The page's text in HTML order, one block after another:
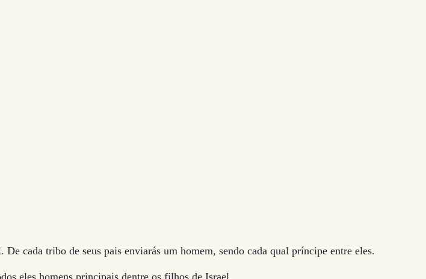
cada tribo de seus pais enviarás um homem, sendo cada qual príncipe entre eles.
eles homens principais dentre os filhos de Israel.